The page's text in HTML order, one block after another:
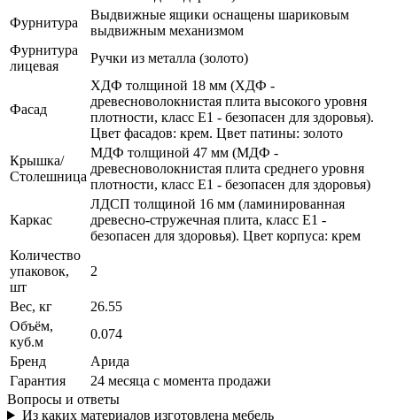
Фурнитура
Выдвижные ящики оснащены шариковым
выдвижным механизмом
Фурнитура
лицевая
Ручки из металла (золото)
Фасад
ХДФ толщиной 18 мм (ХДФ -
древесноволокнистая плита высокого уровня
плотности, класс E1 - безопасен для здоровья).
Цвет фасадов: крем. Цвет патины: золото
Крышка/
Столешница
МДФ толщиной 47 мм (МДФ -
древесноволокнистая плита среднего уровня
плотности, класс E1 - безопасен для здоровья)
Каркас
ЛДСП толщиной 16 мм (ламинированная
древесно-стружечная плита, класс E1 -
безопасен для здоровья). Цвет корпуса: крем
Количество
упаковок,
шт
2
Вес, кг
26.55
Объём,
куб.м
0.074
Бренд
Арида
Гарантия
24 месяца с момента продажи
Вопросы и ответы
Из каких материалов изготовлена мебель